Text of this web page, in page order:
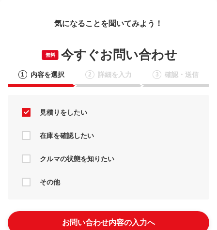
気になることを聞いてみよう！
無料 今すぐお問い合わせ
1 内容を選択 2 詳細を入力 3 確認・送信
見積りをしたい
在庫を確認したい
クルマの状態を知りたい
その他
お問い合わせ内容の入力へ